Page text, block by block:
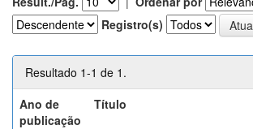
Registro(s)
Resultado 1-1 de 1.
Ano de
publicação
Título